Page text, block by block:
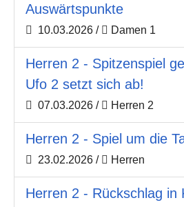
Auswärtspunkte
10.03.2026 / Damen 1
Herren 2 - Spitzenspiel
Ufo 2 setzt sich ab!
07.03.2026 / Herren 2
Herren 2 - Spiel um die
23.02.2026 / Herren
Herren 2 - Rückschlag in